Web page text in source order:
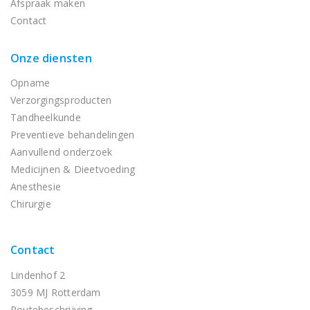
Afspraak maken
Contact
Onze diensten
Opname
Verzorgingsproducten
Tandheelkunde
Preventieve behandelingen
Aanvullend onderzoek
Medicijnen & Dieetvoeding
Anesthesie
Chirurgie
Contact
Lindenhof 2
3059 MJ Rotterdam